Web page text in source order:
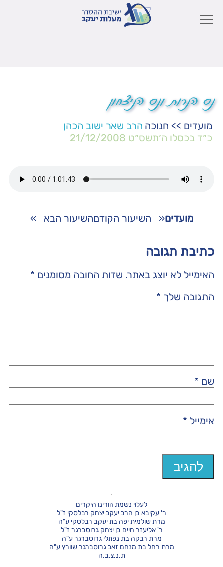
נס הנרות ונס הניצחון
מועדים >> חנוכה הרב שאר ישוב הכהן
כ״ד בכסלו ה׳תשס״ט 21/12/2008
מועדים« השיעור הקודםהשיעור הבא »
כתיבת תגובה
האימייל לא יוצג באתר. שדות החובה מסומנים *
התגובה שלך *
שם *
אימייל *
לעלוי נשמת הורינו היקרים
ר' עקיבא בן הרב יעקב יצחק רבלסקי ז"ל
מרת שולמית יפה בת יעקב רבלסקי ע"ה
ר' אליעזר חיים בן יצחק גרוסברגר ז"ל
מרת רבקה בת נפתלי גרוסברגר ע"ה
מרת רחל בת מנחם זאב גרוסברגר שוורץ ע"ה
ת.נ.צ.ב.ה